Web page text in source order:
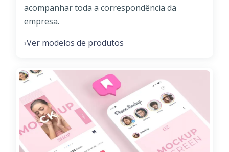
acompanhar toda a correspondência da
empresa.
›Ver modelos de produtos